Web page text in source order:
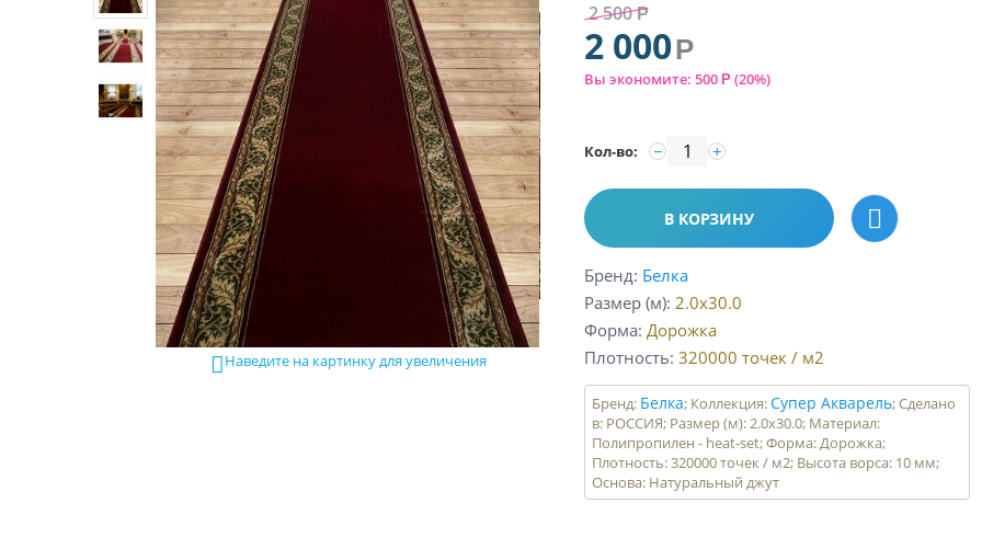
Наведите на картинку для увеличения
2 500 Р
2 000Р
Вы экономите:500 Р (20%)
Кол-во: +
−
В КОРЗИНУ
Бренд Белка
Размер (м) 2.0x30.0
Форма Дорожка
Плотность 320000 точек / м2
Бренд: Белка; Коллекция:Супер Акварель; Сделано
в: РОССИЯ; Размер (м): 2.0x30.0; Материал:
Полипропилен - heat-set; Форма: Дорожка;
Плотность: 320000 точек / м2; Высота ворса: 10 мм;
Основа: Натуральный джут